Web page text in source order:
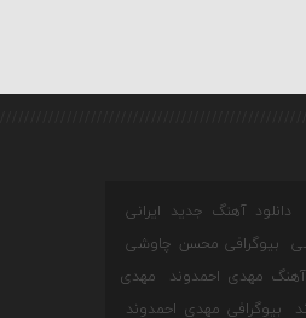
دانلود آهنگ جدید ایرانی
بیوگرافی محسن چاوشی
آهنگ مهدی احمدوند
مهدی
بیوگرافی مهدی احمدوند